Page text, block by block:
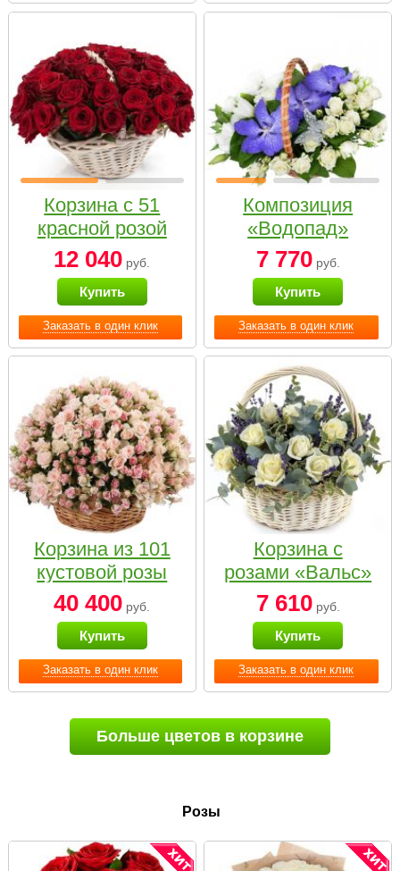
Заказать в один клик
Корзина с 51
красной розой
12 040 руб.
Купить
Заказать в один клик
Композиция
«Водопад»
7 770руб.
Купить
Заказать в один клик
Корзина из 101
кустовой розы
нежных тонов
40 400 руб.
Купить
Заказать в один клик
Корзина с
розами «Вальс»
7 610руб.
Купить
Больше цветов в корзине
Розы